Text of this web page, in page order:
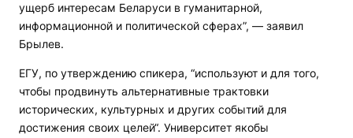
ущерб интересам Беларуси в гуманитарной,
информационной и политической сферах”, — заявил
Брылев.
ЕГУ, по утверждению спикера, “используют и для того,
чтобы продвинуть альтернативные трактовки
исторических, культурных и других событий для
достижения своих целей“. Университет якобы